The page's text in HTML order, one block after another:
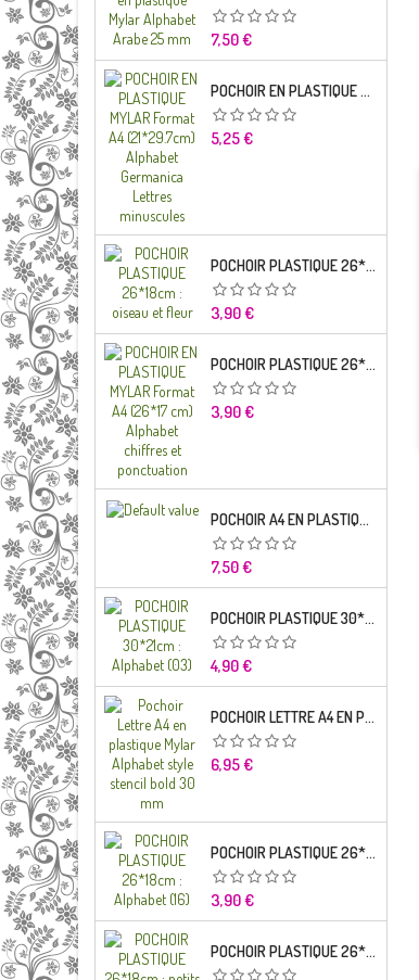
Prix
7,50 €
POCHOIR EN PLASTIQUE MYLAR FORMAT A4 (21*29.7CM) ALPHABET GERMANICA LETTRES MINUSCULES
Prix
5,25 €
POCHOIR PLASTIQUE 26*18CM : OISEAU ET FLEUR
Prix
3,90 €
POCHOIR PLASTIQUE 26*18CM : ALPHABET (03)
Prix
3,90 €
POCHOIR A4 EN PLASTIQUE MYLAR ALPHABET LETTRE TYPO CHARLEMAGNE 28 MM
Prix
7,50 €
POCHOIR PLASTIQUE 30*21CM : ALPHABET (03)
Prix
4,90 €
POCHOIR LETTRE A4 EN PLASTIQUE MYLAR ALPHABET STYLE STENCIL BOLD 30 MM
Prix
6,95 €
POCHOIR PLASTIQUE 26*18CM : ALPHABET (16)
Prix
3,90 €
POCHOIR PLASTIQUE 26*18CM : PETITS MOTIFS FLORALES